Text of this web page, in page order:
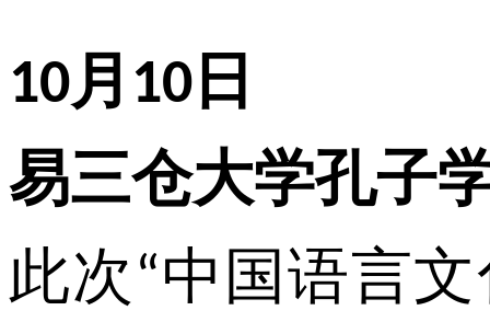
10月 10 日
易三仓大学孔子
此次“中国语言